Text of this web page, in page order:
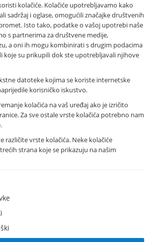
Split
kolačiće. Kolačiće upotrebljavamo kako
sadržaj i oglase, omogućili značajke društvenih
Isto tako, podatke o vašoj upotrebi naše
s partnerima za društvene medije,
a oni ih mogu kombinirati s drugim podacima
koje su prikupili dok ste upotrebljavali njihove
datoteke kojima se koriste internetske
korisničko iskustvo.
kolačića na vaš uređaj ako je izričito
Za sve ostale vrste kolačića potrebno nam
različite vrste kolačića. Neke kolačiće
strana koje se prikazuju na našim